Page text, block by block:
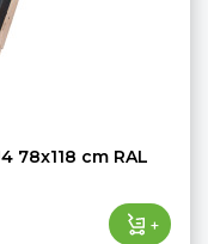
78x118 cm RAL
+